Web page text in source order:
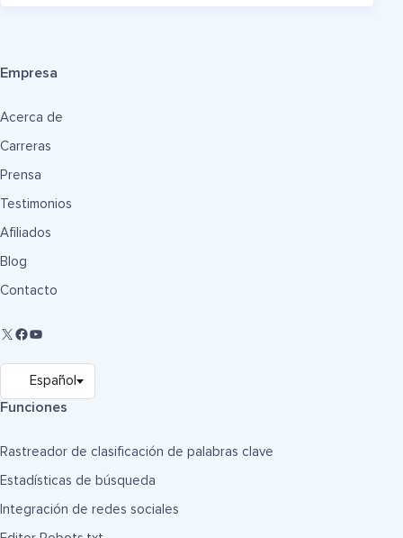
Empresa
Acerca de
Carreras
Prensa
Testimonios
Afiliados
Blog
Contacto
Funciones
Rastreador de clasificación de palabras clave
Estadísticas de búsqueda
Integración de redes sociales